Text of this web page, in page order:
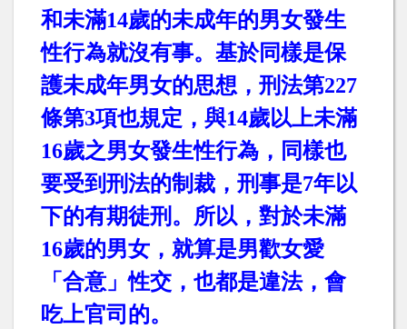
和未滿14歲的未成年的男女發生
性行為就沒有事。基於同樣是保
護未成年男女的思想，刑法第227
條第3項也規定，與14歲以上未滿
16歲之男女發生性行為，同樣也
要受到刑法的制裁，刑事是7年以
下的有期徒刑。所以，對於未滿
16歲的男女，就算是男歡女愛
「合意」性交，也都是違法，會
吃上官司的。